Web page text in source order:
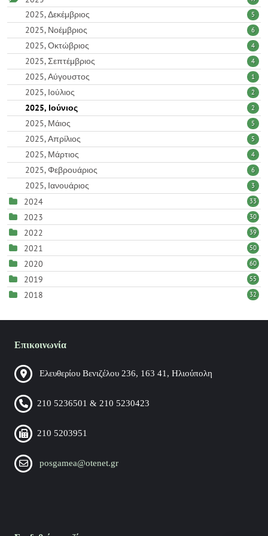
2025, Δεκέμβριος 5
2025, Νοέμβριος 6
2025, Οκτώβριος 4
2025, Σεπτέμβριος 4
2025, Αύγουστος 1
2025, Ιούλιος 2
2025, Ιούνιος 2
2025, Μάιος 5
2025, Απρίλιος 5
2025, Μάρτιος 4
2025, Φεβρουάριος 6
2025, Ιανουάριος 3
2024 33
2023 30
2022 39
2021 50
2020 60
2019 55
2018 32
Επικοινωνία
Ελευθερίου Βενιζέλου 236, 163 41, Ηλιούπολη
210 5236501 & 210 5230423
210 5203951
posgamea@otenet.gr